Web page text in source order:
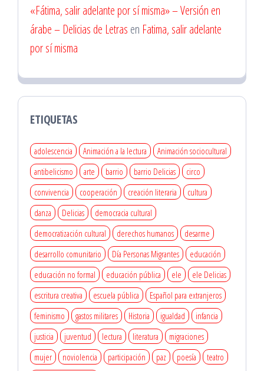
«Fátima, salir adelante por sí misma» – Versión en
árabe – Delicias de Letras en Fatima, salir adelante
por sí misma
ETIQUETAS
adolescencia Animación a la lectura
Animación sociocultural
antibelicismo
arte barrio barrio Delicias
circo
convivencia
cooperación creación literaria
cultura
danza
Delicias
democracia cultural
democratización cultural
derechos humanos
desarme
desarrollo comunitario
Día Personas Migrantes
educación
educación no formal
educación pública ele
ele Delicias
escritura creativa
escuela pública
Español para extranjeros
feminismo
gastos militares Historia igualdad
infancia
justicia
juventud lectura literatura
migraciones
mujer
noviolencia participación paz poesía
teatro